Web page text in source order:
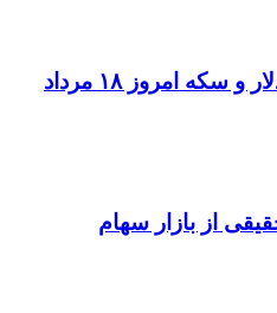
پیش‌بینی قیمت طلا، دلار و سکه امروز ۱۸ مرداد